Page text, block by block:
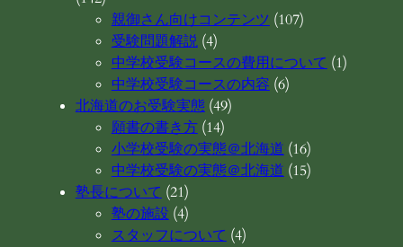
親御さん向けコンテンツ (107)
受験問題解説(4)
中学校受験コースの費用について (1)
中学校受験コースの内容 (6)
北海道のお受験実態(49)
願書の書き方(14)
小学校受験の実態＠北海道 (16)
中学校受験の実態＠北海道 (15)
塾長について (21)
塾の施設 (4)
スタッフについて (4)